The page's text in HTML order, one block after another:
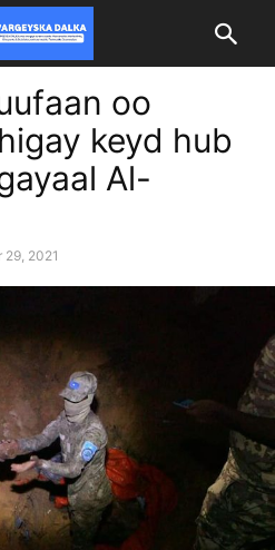
oo
keyd hub
Al-
29, 2021